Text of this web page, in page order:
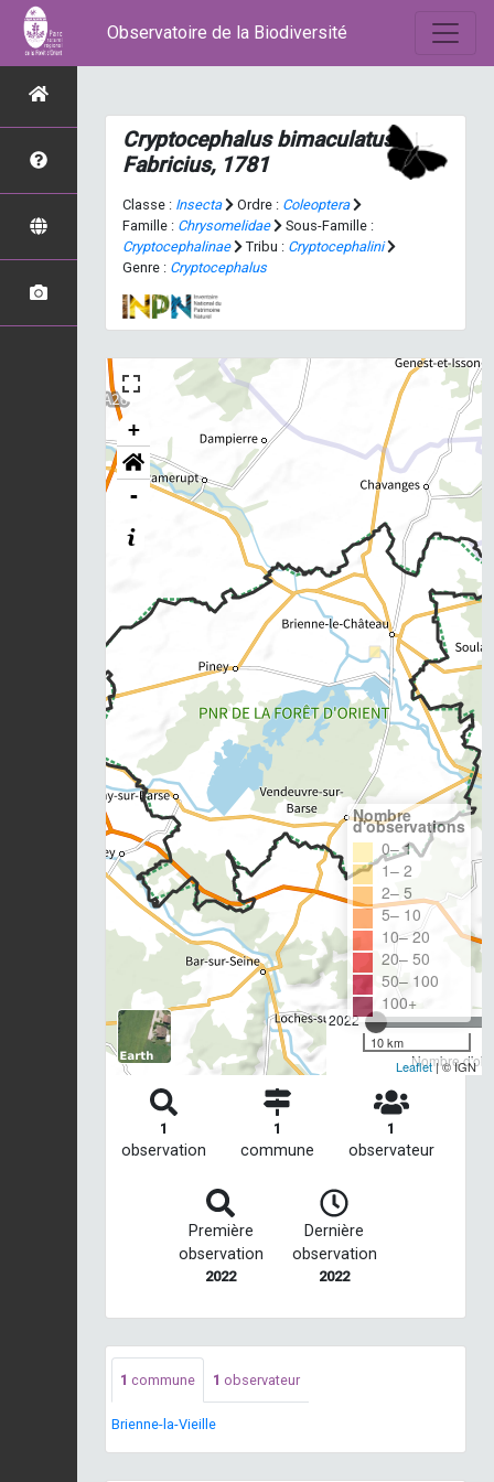
Observatoire de la Biodiversité
Cryptocephalus bimaculatus
Fabricius, 1781
Classe : Insecta Ordre : Coleoptera
Famille : Chrysomelidae
Sous-Famille :
Cryptocephalinae
Tribu : Cryptocephalini
Genre : Cryptocephalus
+
-
2022
Nombre
Nombre
d'observations
0– 1
1– 2
2– 5
5– 10
10– 20
20– 50
50– 100
100+
10 km
Leaflet| © IGN
1
observation
1
commune
1
observateur
Première
observation
2022
Dernière
observation
2022
1 commune 1 observateur
Brienne-la-Vieille